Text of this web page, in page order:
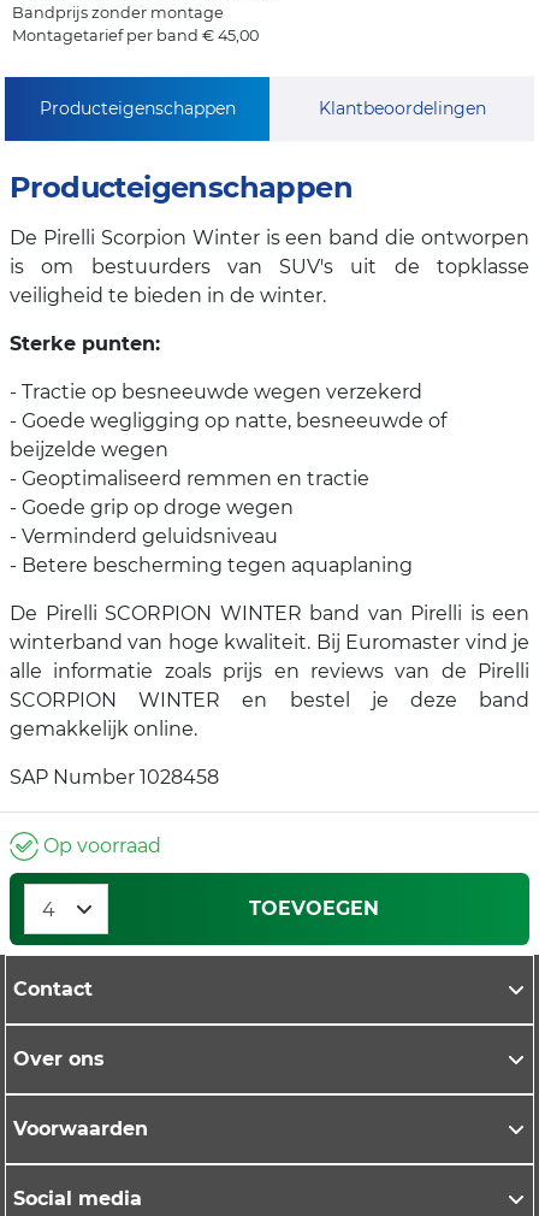
Bandprijs zonder montage
Montagetarief per band € 45,00
Producteigenschappen Klantbeoordelingen
Producteigenschappen
De Pirelli Scorpion Winter is een band die ontworpen
is om bestuurders van SUV's uit de topklasse
veiligheid te bieden in de winter.
Sterke punten:
- Tractie op besneeuwde wegen verzekerd
- Goede wegligging op natte, besneeuwde of
beijzelde wegen
- Geoptimaliseerd remmen en tractie
- Goede grip op droge wegen
- Verminderd geluidsniveau
- Betere bescherming tegen aquaplaning
De Pirelli SCORPION WINTER band van Pirelli is een
winterband van hoge kwaliteit. Bij Euromaster vind je
alle informatie zoals prijs en reviews van de Pirelli
SCORPION WINTER en bestel je deze band
gemakkelijk online.
SAP Number 1028458
Op voorraad
TOEVOEGEN
Contact
Over ons
Voorwaarden
Social media